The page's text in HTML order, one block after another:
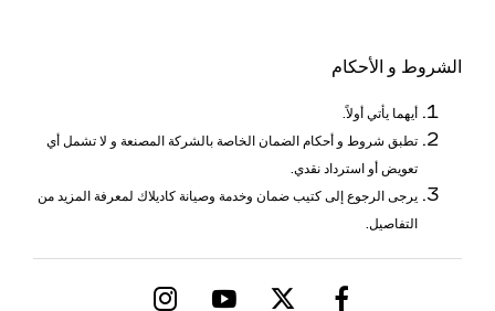
الشروط و الأحكام
أيهما يأتي أولاً.
تطبق شروط و أحكام الضمان الخاصة بالشركة المصنعة و لا تشمل أي
تعويض أو استرداد نقدي.
يرجى الرجوع إلى كتيب ضمان وخدمة وصيانة كاديلاك لمعرفة المزيد من
التفاصيل.